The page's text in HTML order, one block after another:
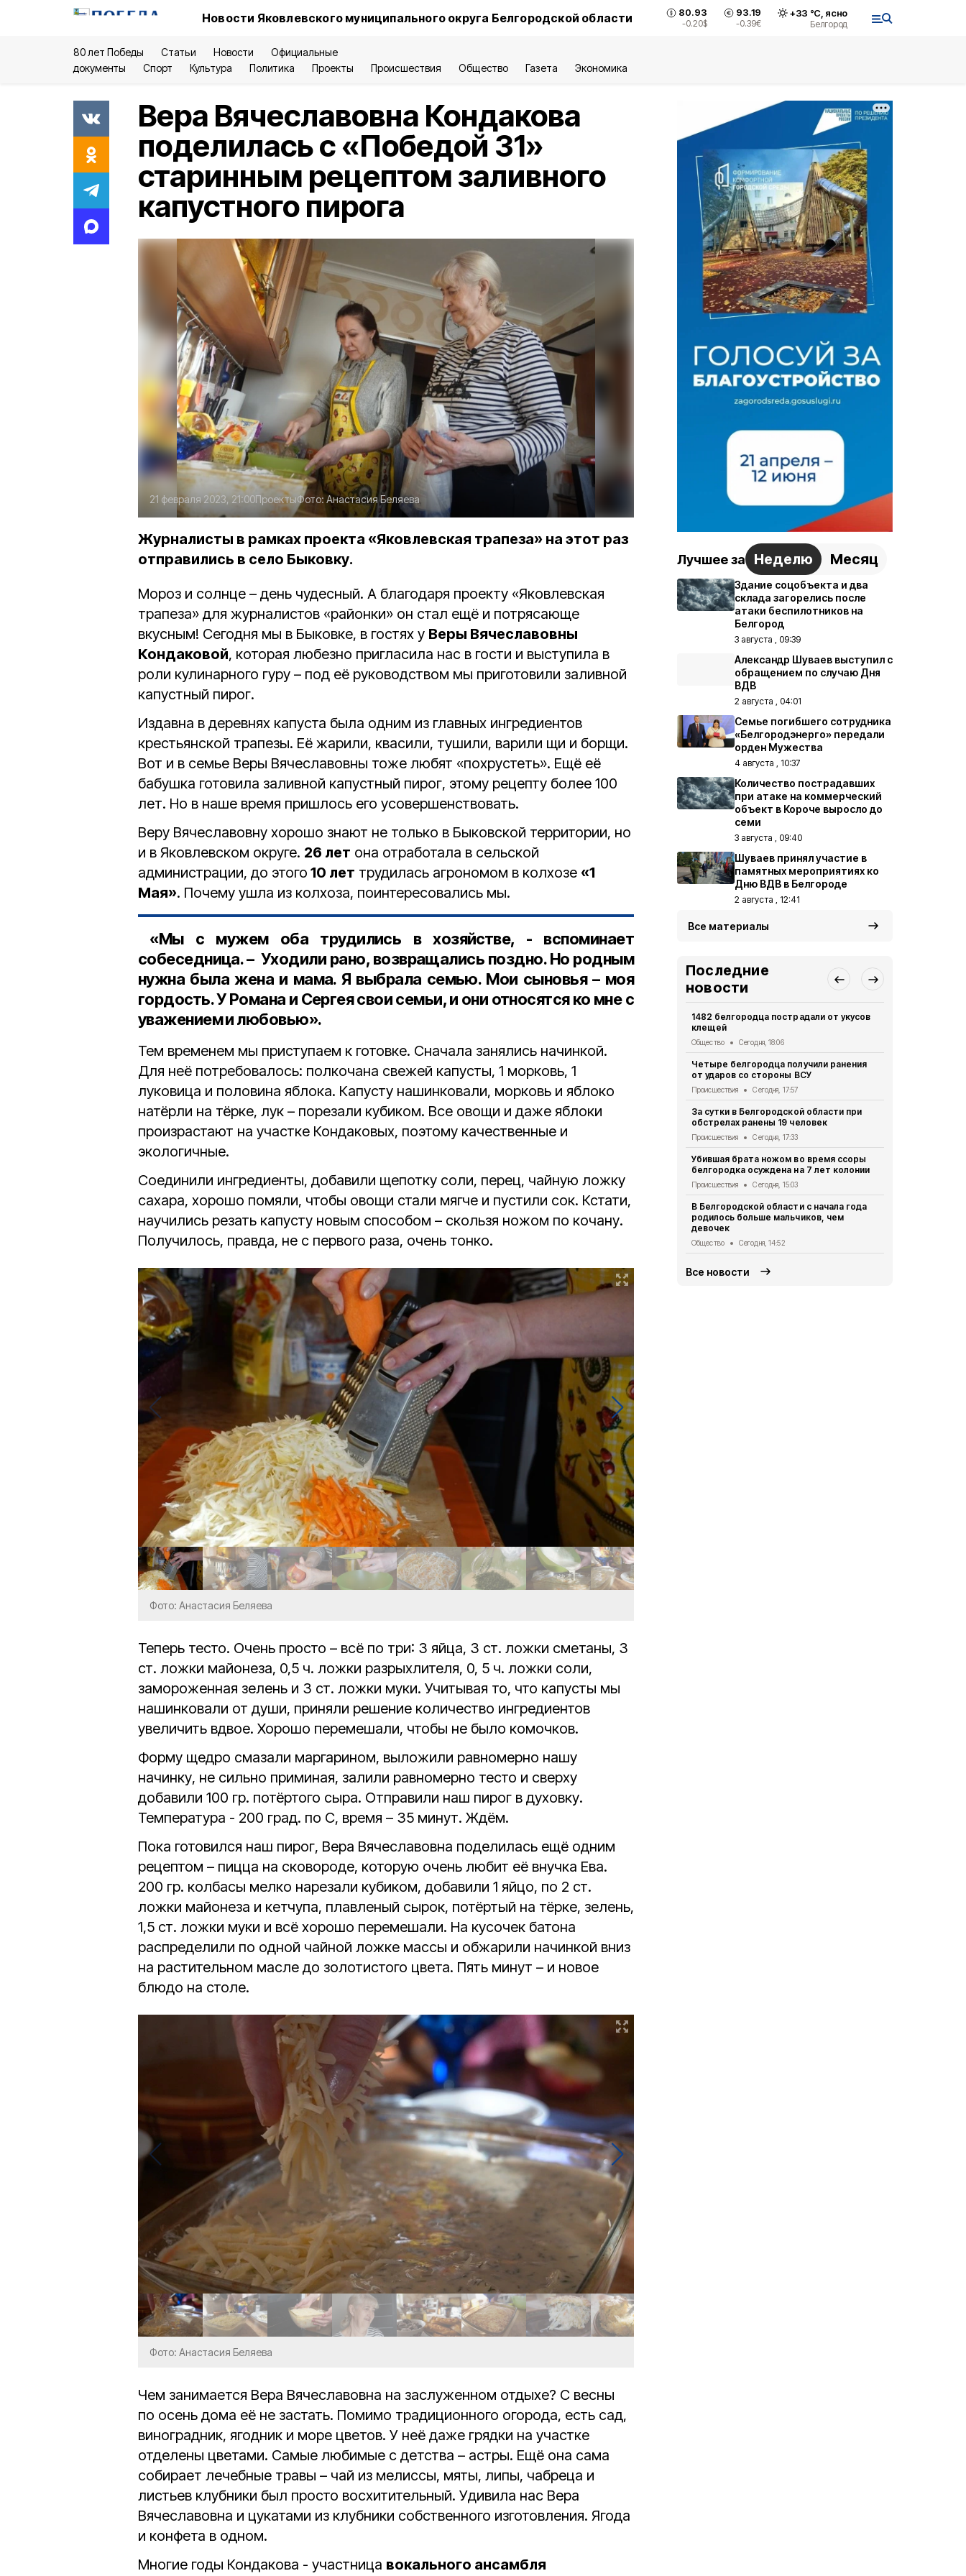
Новости Яковлевского муниципального округа Белгородской области 80.93
-0.20$
93.19
-0.39€
+33 °С, ясно
Белгород
80 лет Победы Статьи Новости
Официальные
документы
Спорт Культура Политика Проекты Происшествия Общество Газета Экономика
Вера Вячеславовна Кондакова
поделилась с «Победой 31»
старинным рецептом заливного
капустного пирога
21 февраля 2023, 21:00ПроектыФото: Анастасия Беляева
Журналисты в рамках проекта «Яковлевская трапеза» на этот раз
отправились в село Быковку.
Мороз и солнце – день чудесный. А благодаря проекту «Яковлевская
трапеза» для журналистов «районки» он стал ещё и потрясающе
вкусным! Сегодня мы в Быковке, в гостях у Веры Вячеславовны
Кондаковой, которая любезно пригласила нас в гости и выступила в
роли кулинарного гуру – под её руководством мы приготовили заливной
капустный пирог.
Издавна в деревнях капуста была одним из главных ингредиентов
крестьянской трапезы. Её жарили, квасили, тушили, варили щи и борщи.
Вот и в семье Веры Вячеславовны тоже любят «похрустеть». Ещё её
бабушка готовила заливной капустный пирог, этому рецепту более 100
лет. Но в наше время пришлось его усовершенствовать.
Веру Вячеславовну хорошо знают не только в Быковской территории, но
и в Яковлевском округе. 26 лет она отработала в сельской
администрации, до этого 10 лет трудилась агрономом в колхозе «1
Мая». Почему ушла из колхоза, поинтересовались мы.
«Мы с мужем оба трудились в хозяйстве, - вспоминает
собеседница. – Уходили рано, возвращались поздно. Но родным
нужна была жена и мама. Я выбрала семью. Мои сыновья – моя
гордость. У Романа и Сергея свои семьи, и они относятся ко мне с
уважением и любовью».
Тем временем мы приступаем к готовке. Сначала занялись начинкой.
Для неё потребовалось: полкочана свежей капусты, 1 морковь, 1
луковица и половина яблока. Капусту нашинковали, морковь и яблоко
натёрли на тёрке, лук – порезали кубиком. Все овощи и даже яблоки
произрастают на участке Кондаковых, поэтому качественные и
экологичные.
Соединили ингредиенты, добавили щепотку соли, перец, чайную ложку
сахара, хорошо помяли, чтобы овощи стали мягче и пустили сок. Кстати,
научились резать капусту новым способом – скользя ножом по кочану.
Получилось, правда, не с первого раза, очень тонко.
Фото: Анастасия Беляева
Теперь тесто. Очень просто – всё по три: 3 яйца, 3 ст. ложки сметаны, 3
ст. ложки майонеза, 0,5 ч. ложки разрыхлителя, 0, 5 ч. ложки соли,
замороженная зелень и 3 ст. ложки муки. Учитывая то, что капусты мы
нашинковали от души, приняли решение количество ингредиентов
увеличить вдвое. Хорошо перемешали, чтобы не было комочков.
Форму щедро смазали маргарином, выложили равномерно нашу
начинку, не сильно приминая, залили равномерно тесто и сверху
добавили 100 гр. потёртого сыра. Отправили наш пирог в духовку.
Температура - 200 град. по С, время – 35 минут. Ждём.
Пока готовился наш пирог, Вера Вячеславовна поделилась ещё одним
рецептом – пицца на сковороде, которую очень любит её внучка Ева.
200 гр. колбасы мелко нарезали кубиком, добавили 1 яйцо, по 2 ст.
ложки майонеза и кетчупа, плавленый сырок, потёртый на тёрке, зелень,
1,5 ст. ложки муки и всё хорошо перемешали. На кусочек батона
распределили по одной чайной ложке массы и обжарили начинкой вниз
на растительном масле до золотистого цвета. Пять минут – и новое
блюдо на столе.
Фото: Анастасия Беляева
Чем занимается Вера Вячеславовна на заслуженном отдыхе? С весны
по осень дома её не застать. Помимо традиционного огорода, есть сад,
виноградник, ягодник и море цветов. У неё даже грядки на участке
отделены цветами. Самые любимые с детства – астры. Ещё она сама
собирает лечебные травы – чай из мелиссы, мяты, липы, чабреца и
листьев клубники был просто восхитительный. Удивила нас Вера
Вячеславовна и цукатами из клубники собственного изготовления. Ягода
и конфета в одном.
Многие годы Кондакова - участница вокального ансамбля
Лучшее за Неделю Месяц
Здание соцобъекта и два
склада загорелись после
атаки беспилотников на
Белгород
3 августа , 09:39
Александр Шуваев выступил с
обращением по случаю Дня
ВДВ
2 августа , 04:01
Семье погибшего сотрудника
«Белгородэнерго» передали
орден Мужества
4 августа , 10:37
Количество пострадавших
при атаке на коммерческий
объект в Короче выросло до
семи
3 августа , 09:40
Шуваев принял участие в
памятных мероприятиях ко
Дню ВДВ в Белгороде
2 августа , 12:41
Все материалы
Последние
новости
1482 белгородца пострадали от укусов
клещей
Общество Сегодня, 18:06
Четыре белгородца получили ранения
от ударов со стороны ВСУ
Происшествия Сегодня, 17:57
За сутки в Белгородской области при
обстрелах ранены 19 человек
Происшествия Сегодня, 17:33
Убившая брата ножом во время ссоры
белгородка осуждена на 7 лет колонии
Происшествия Сегодня, 15:03
В Белгородской области с начала года
родилось больше мальчиков, чем
девочек
Общество Сегодня, 14:52
Все новости